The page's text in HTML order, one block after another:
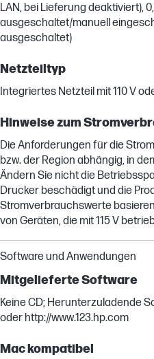
LAN, bei Lieferung deaktiviert),
ausgeschaltet/manuell
ausgeschaltet)
Netzteiltyp
Integriertes Netzteil mit 110 V
Hinweise zum
Die Anforderungen für die
bzw. der Region abhängig, in
Ändern Sie nicht die
Drucker beschädigt und die
Stromverbrauchswerte
von Geräten, die mit 115 V
Software und Anwendungen
Mitgelieferte Software
Keine CD; Herunterzuladende
oder http://www.123.hp.com
Mac kompatibel